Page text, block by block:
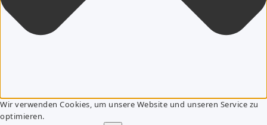
Wir verwenden Cookies, um unsere Website und unseren Service zu
optimieren.